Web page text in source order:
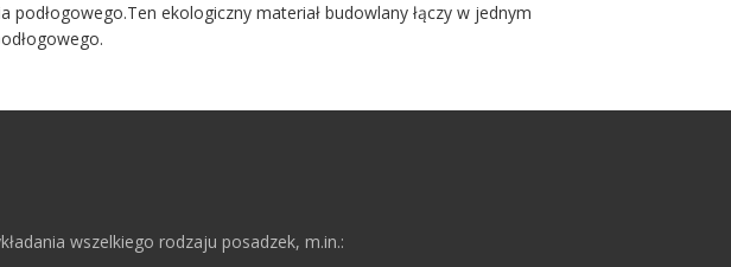
ekologiczny materiał budowlany łączy w jednym
wszelkiego rodzaju posadzek, m.in.: